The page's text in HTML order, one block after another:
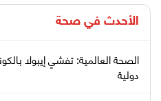
الأحدث في صحة
الصحة العالمية: تفشي إيبولا
دولية